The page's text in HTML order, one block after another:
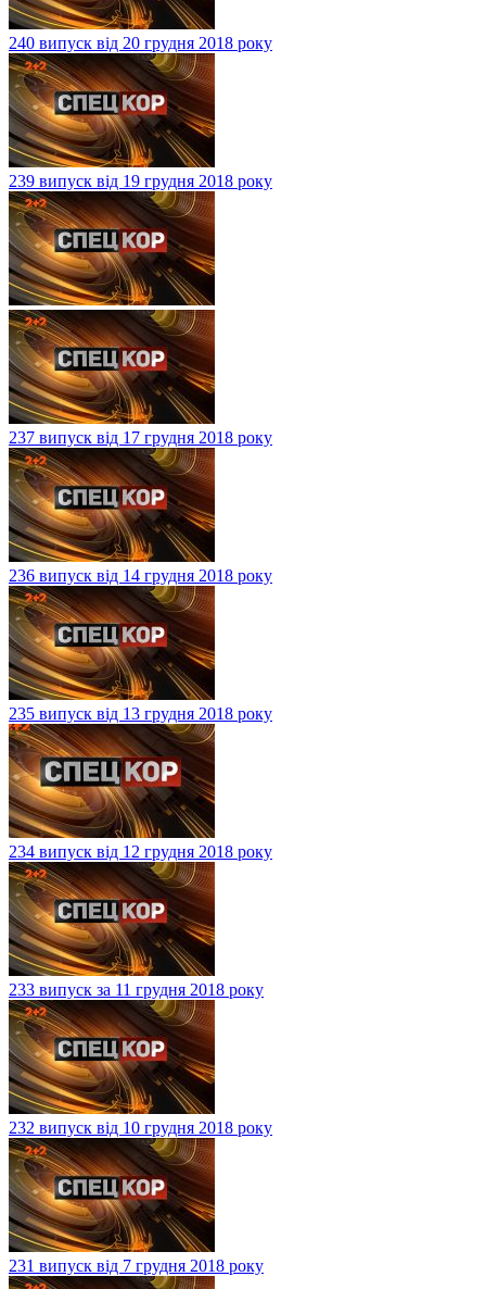
240 випуск від 20 грудня 2018 року
239 випуск від 19 грудня 2018 року
237 випуск від 17 грудня 2018 року
236 випуск від 14 грудня 2018 року
235 випуск від 13 грудня 2018 року
234 випуск від 12 грудня 2018 року
233 випуск за 11 грудня 2018 року
232 випуск від 10 грудня 2018 року
231 випуск від 7 грудня 2018 року